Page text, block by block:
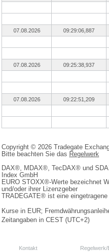
07.08.2026 09:29:06,887
07.08.2026 09:25:38,937
07.08.2026 09:22:51,209
Copyright © 2026 Tradegate
Bitte beachten Sie das Regelwerk
DAX®, MDAX®, TecDAX® und
Index GmbH
EURO STOXX®-Werte bezeichnet
und/oder ihrer Lizenzgeber
TRADEGATE® ist eine
Kurse in EUR;
Zeitangaben in CEST (UTC+2)
Kontakt